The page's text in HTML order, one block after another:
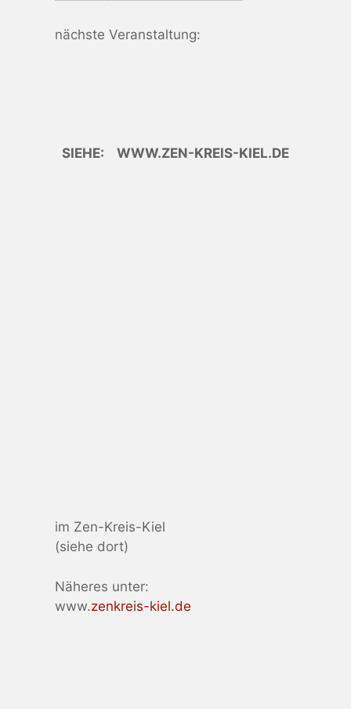
nächste Veranstaltung:
SIEHE: WWW.ZEN-KREIS-KIEL.DE
im Zen-Kreis-Kiel
(siehe dort)
Näheres unter:
www.zenkreis-kiel.de